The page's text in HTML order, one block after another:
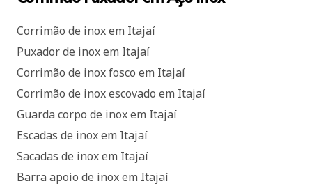
Corrimão de inox em Itajaí
Puxador de inox em Itajaí
Corrimão de inox fosco em Itajaí
Corrimão de inox escovado em Itajaí
Guarda corpo de inox em Itajaí
Escadas de inox em Itajaí
Sacadas de inox em Itajaí
Barra apoio de inox em Itajaí